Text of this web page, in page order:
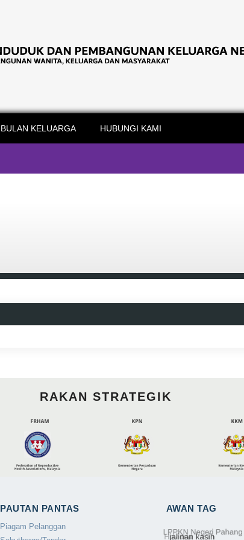
BULAN KELUARGA HUBUNGI KAMI
RAKAN STRATEGIK
PAUTAN PANTAS
Piagam Pelanggan
AWAN TAG